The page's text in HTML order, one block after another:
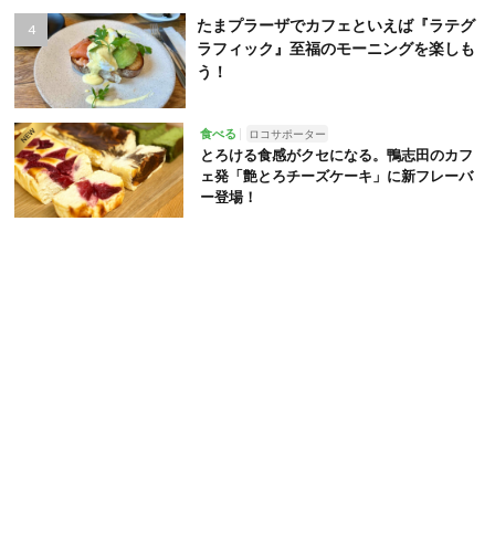
たまプラーザでカフェといえば『ラテグ
ラフィック』至福のモーニングを楽しも
う！
食べる ロコサポーター
とろける食感がクセになる。鴨志田のカフ
ェ発「艶とろチーズケーキ」に新フレーバ
ー登場！